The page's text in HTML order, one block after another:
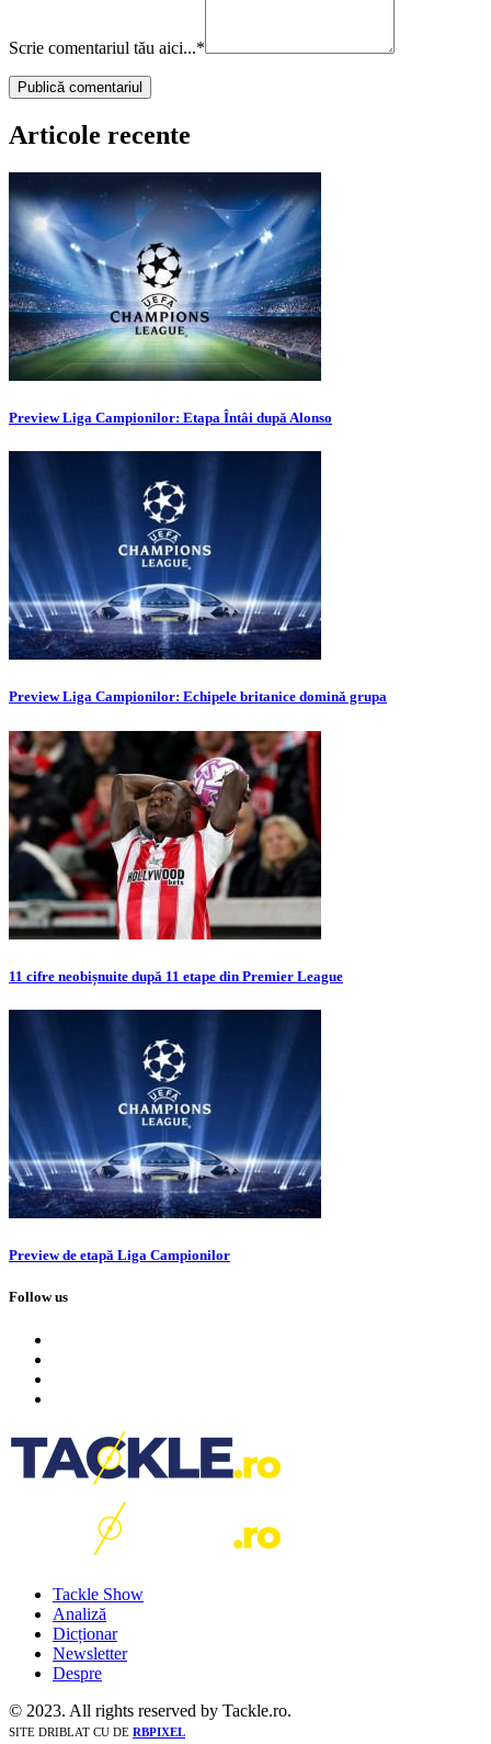
Scrie comentariul tău aici...*
Articole recente
Preview Liga Campionilor: Etapa Întâi după Alonso
Preview Liga Campionilor: Echipele britanice domină grupa
11 cifre neobișnuite după 11 etape din Premier League
Preview de etapă Liga Campionilor
Follow us
Tackle Show
Analiză
Dicționar
Newsletter
Despre
© 2023. All rights reserved by Tackle.ro.
SITE DRIBLAT CU DE RBPIXEL